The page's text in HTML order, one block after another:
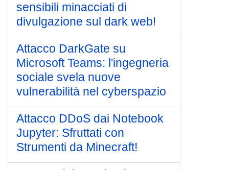
sensibili minacciati di
divulgazione sul dark web!
Attacco DarkGate su
Microsoft Teams: l'ingegneria
sociale svela nuove
vulnerabilità nel cyberspazio
Attacco DDoS dai Notebook
Jupyter: Sfruttati con
Strumenti da Minecraft!